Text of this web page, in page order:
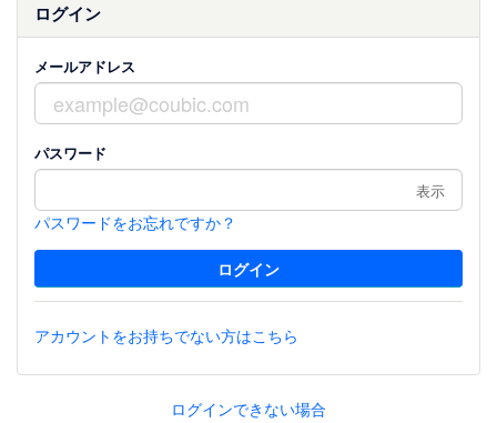
ログイン
メールアドレス
パスワード
表示
パスワードをお忘れですか？
アカウントをお持ちでない方はこちら
ログインできない場合